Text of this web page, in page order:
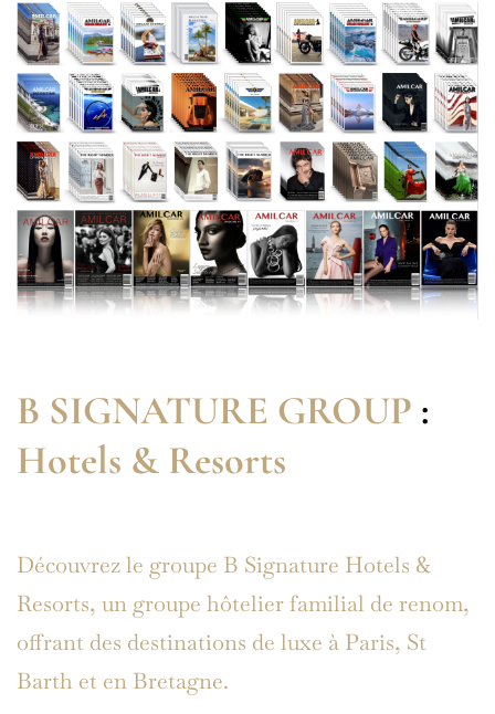
B SIGNATURE GROUP :
Hotels & Resorts
Découvrez le groupe B Signature Hotels &
Resorts, un groupe hôtelier familial de renom,
offrant des destinations de luxe à Paris, St
Barth et en Bretagne.